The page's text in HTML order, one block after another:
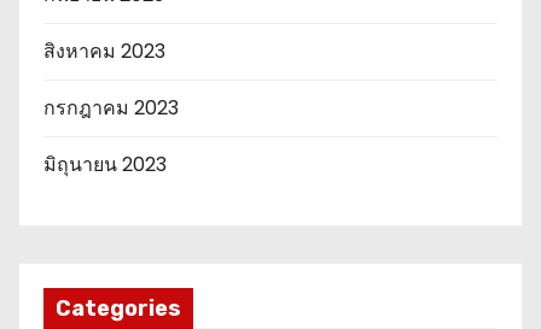
สิงหาคม 2023
กรกฎาคม 2023
มิถุนายน 2023
Categories